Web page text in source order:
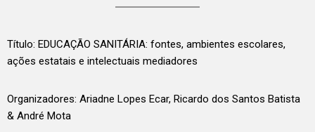
Título: EDUCAÇÃO SANITÁRIA: fontes, ambientes escolares,
ações estatais e intelectuais mediadores
Organizadores: Ariadne Lopes Ecar, Ricardo dos Santos Batista
& André Mota